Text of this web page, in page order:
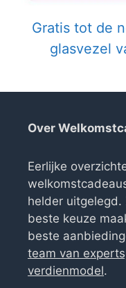
Gratis tot de
glasvezel
Over
Eerlijke
helder
beste keuze
beste
team van
verdienmodel.